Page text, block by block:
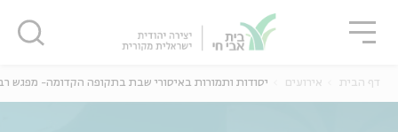
דף הבית אירועים יסודות ותמורות באיסורי שבת בתקופה הקדומה- מפגש
סגור